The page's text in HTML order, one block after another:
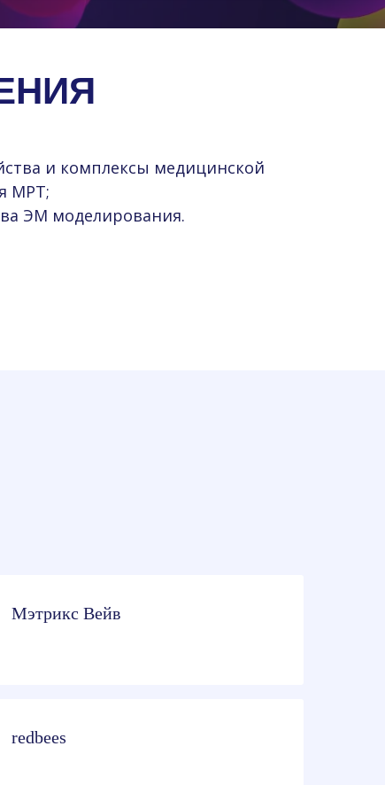
и комплексы медицинской
МРТ;
ЭМ моделирования.
Мэтрикс Вейв
redbees